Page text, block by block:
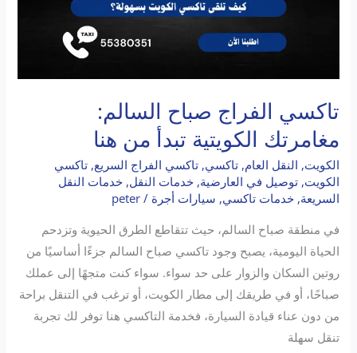
تاكسي الفراج صباح السالم:
مغامرتك الكويتية تبدأ من هنا
الكويت, النقل العام,تاكسي,تاكسي الفراج السريع,تاكسي
الكويت,توصيل في العارضية,خدمات النقل,خدمات النقل
السريعة,خدمات تاكسي, سيارات أجرة /
peter
في منطقة صباح السالم، حيث تتقاطع الطرق الحيوية وتزدحم
الحياة اليومية، يصبح وجود تاكسي صباح السالم جزءًا أساسيًا من
روتين السكان والزوار على حد سواء. سواء كنت متجهًا إلى عملك
صباحًا، أو في طريقك إلى مطار الكويت، أو ترغب في التنقل براحة
من دون عناء قيادة السيارة، فخدمة التاكسي هنا توفر لك تجربة
تنقل سهلة